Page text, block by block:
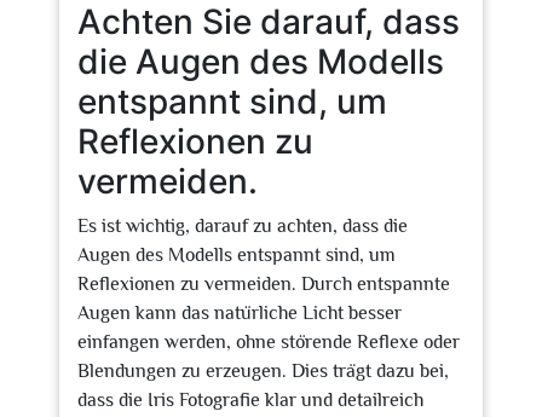
Achten Sie darauf, dass
die Augen des Modells
entspannt sind, um
Reflexionen zu
vermeiden.
Es ist wichtig, darauf zu achten, dass die
Augen des Modells entspannt sind, um
Reflexionen zu vermeiden. Durch entspannte
Augen kann das natürliche Licht besser
einfangen werden, ohne störende Reflexe oder
Blendungen zu erzeugen. Dies trägt dazu bei,
dass die Iris Fotografie klar und detailreich